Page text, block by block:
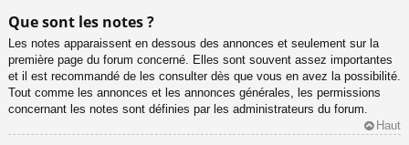
Que sont les notes ?
Les notes apparaissent en dessous des annonces et seulement sur la
première page du forum concerné. Elles sont souvent assez importantes
et il est recommandé de les consulter dès que vous en avez la possibilité.
Tout comme les annonces et les annonces générales, les permissions
concernant les notes sont définies par les administrateurs du forum.
Haut